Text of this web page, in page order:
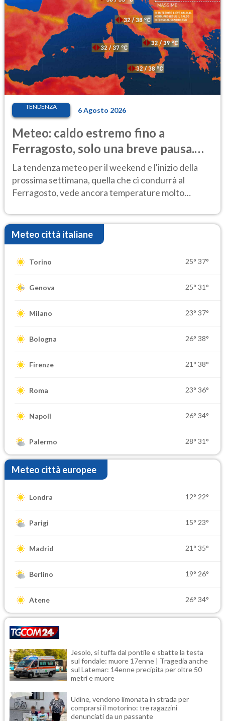
TENDENZA 6 Agosto 2026
Meteo: caldo estremo fino a
Ferragosto, solo una breve pausa.
Ecco dove
La tendenza meteo per il weekend e l'inizio della
prossima settimana, quella che ci condurrà al
Ferragosto, vede ancora temperature molto
Meteo città italiane
Torino 25° 37°
Genova 25° 31°
Milano 23° 37°
Bologna 26° 38°
Firenze 21° 38°
Roma 23° 36°
Napoli 26° 34°
Palermo 28° 31°
Meteo città europee
Londra 12° 22°
Parigi 15° 23°
Madrid 21° 35°
Berlino 19° 26°
Atene 26° 34°
Jesolo, si tuffa dal pontile e sbatte la testa
sul fondale: muore 17enne | Tragedia anche
sul Latemar: 14enne precipita per oltre 50
metri e muore
Udine, vendono limonata in strada per
comprarsi il motorino: tre ragazzini
denunciati da un passante